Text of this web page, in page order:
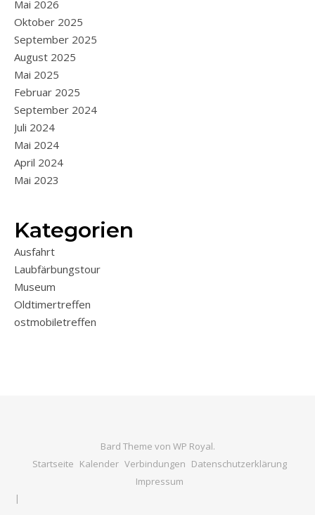
Mai 2026
Oktober 2025
September 2025
August 2025
Mai 2025
Februar 2025
September 2024
Juli 2024
Mai 2024
April 2024
Mai 2023
Kategorien
Ausfahrt
Laubfärbungstour
Museum
Oldtimertreffen
ostmobiletreffen
Bard Theme von WP Royal.
Startseite Kalender Verbindungen Datenschutzerklärung
Impressum